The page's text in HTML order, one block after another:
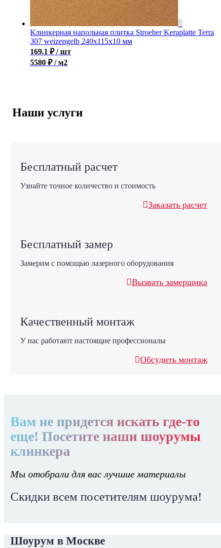
Клинкерная напольная плитка Stroeher Keraplatte Terra
307 weizengelb 240х115х10 мм
169.1 ₽ / шт
5580 ₽ / м2
Наши услуги
Бесплатный расчет
Узнайте точное количество и стоимость
Заказать расчет
Бесплатный замер
Замерим с помощью лазерного оборудования
Вызвать замерщика
Качественный монтаж
У нас работают настоящие профессионалы
Обсудить монтаж
Вам не придется искать где-то
еще! Посетите наши шоурумы
клинкера
Мы отобрали для вас лучшие материалы
Скидки всем посетителям шоурума!
Шоурум в Москве